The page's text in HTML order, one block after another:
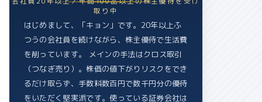
取り中
はじめまして、「キョン」です。20年以上ふ
つうの会社員を続けながら、株主優待で生活費
を削っています。 メインの手法はクロス取引
（つなぎ売り）。株価の値下がりリスクをでき
るだけ取らず、手数料数百円で数千円分の優待
をいただく堅実派です。使っている証券会社は